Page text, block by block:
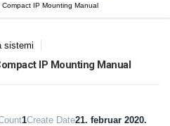
IP Mounting Manual
sistemi
IP Mounting Manual
1Create Date21. februar 2020.